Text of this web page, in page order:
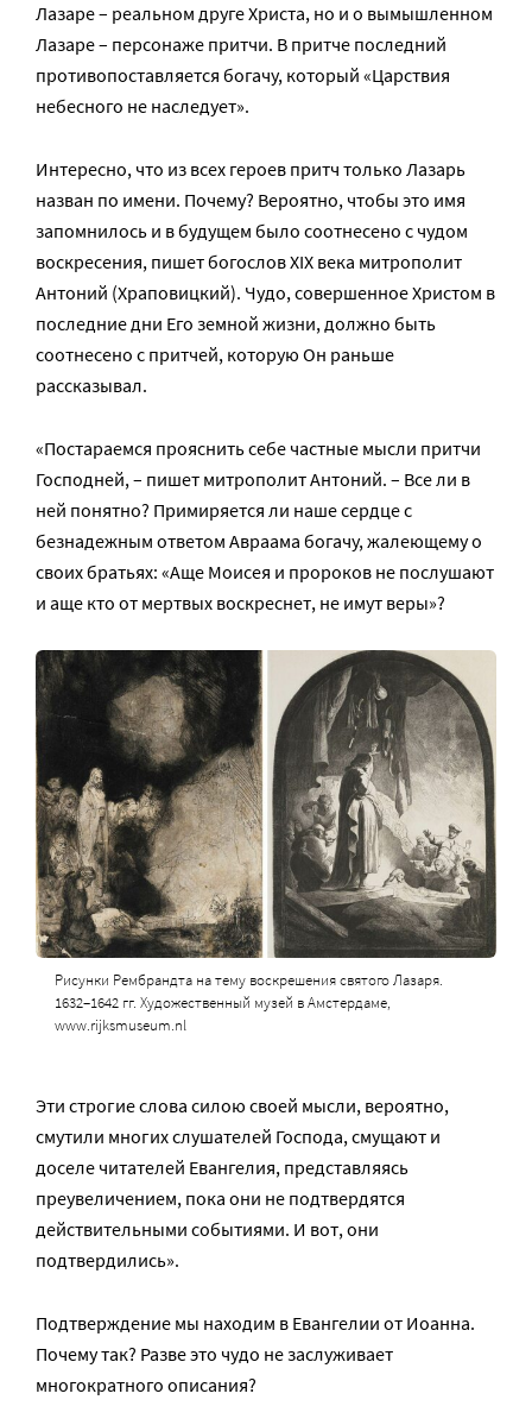
Лазаре – реальном друге Христа, но и о вымышленном
Лазаре – персонаже притчи. В притче последний
противопоставляется богачу, который «Царствия
небесного не наследует».
Интересно, что из всех героев притч только Лазарь
назван по имени. Почему? Вероятно, чтобы это имя
запомнилось и в будущем было соотнесено с чудом
воскресения, пишет богослов XIX века митрополит
Антоний (Храповицкий). Чудо, совершенное Христом в
последние дни Его земной жизни, должно быть
соотнесено с притчей, которую Он раньше
рассказывал.
«Постараемся прояснить себе частные мысли притчи
Господней, – пишет митрополит Антоний. – Все ли в
ней понятно? Примиряется ли наше сердце с
безнадежным ответом Авраама богачу, жалеющему о
своих братьях: «Аще Моисея и пророков не послушают
и аще кто от мертвых воскреснет, не имут веры»?
Рисунки Рембрандта на тему воскрешения святого Лазаря.
1632–1642 гг. Художественный музей в Амстердаме,
www.rijksmuseum.nl
Эти строгие слова силою своей мысли, вероятно,
смутили многих слушателей Господа, смущают и
доселе читателей Евангелия, представляясь
преувеличением, пока они не подтвердятся
действительными событиями. И вот, они
подтвердились».
Подтверждение мы находим в Евангелии от Иоанна.
Почему так? Разве это чудо не заслуживает
многократного описания?